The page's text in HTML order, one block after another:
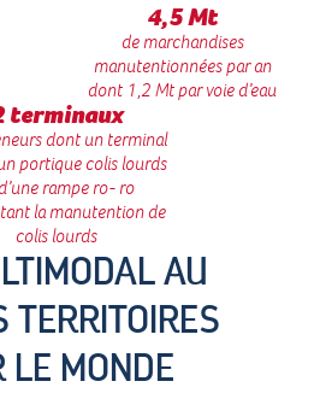
Choisir le transport fluvial
4,5 Mt
de marchandises
manutentionnées par an
dont 1,2 Mt par voie d’eau
terminaux
dont un terminal
portique colis lourds
rampe ro- ro
la manutention de
colis lourds
AU
TERRITOIRES
LE MONDE